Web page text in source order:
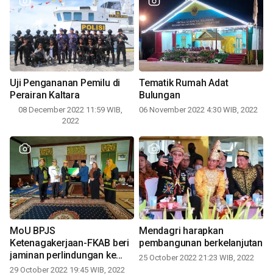
Uji Pengananan Pemilu di
Perairan Kaltara
08 December 2022 11:59 WIB,
2022
Tematik Rumah Adat
Bulungan
06 November 2022 4:30 WIB, 2022
MoU BPJS
Ketenagakerjaan-FKAB beri
jaminan perlindungan ke
pekerja sosial
29 October 2022 19:45 WIB, 2022
Mendagri harapkan
pembangunan berkelanjutan
25 October 2022 21:23 WIB, 2022